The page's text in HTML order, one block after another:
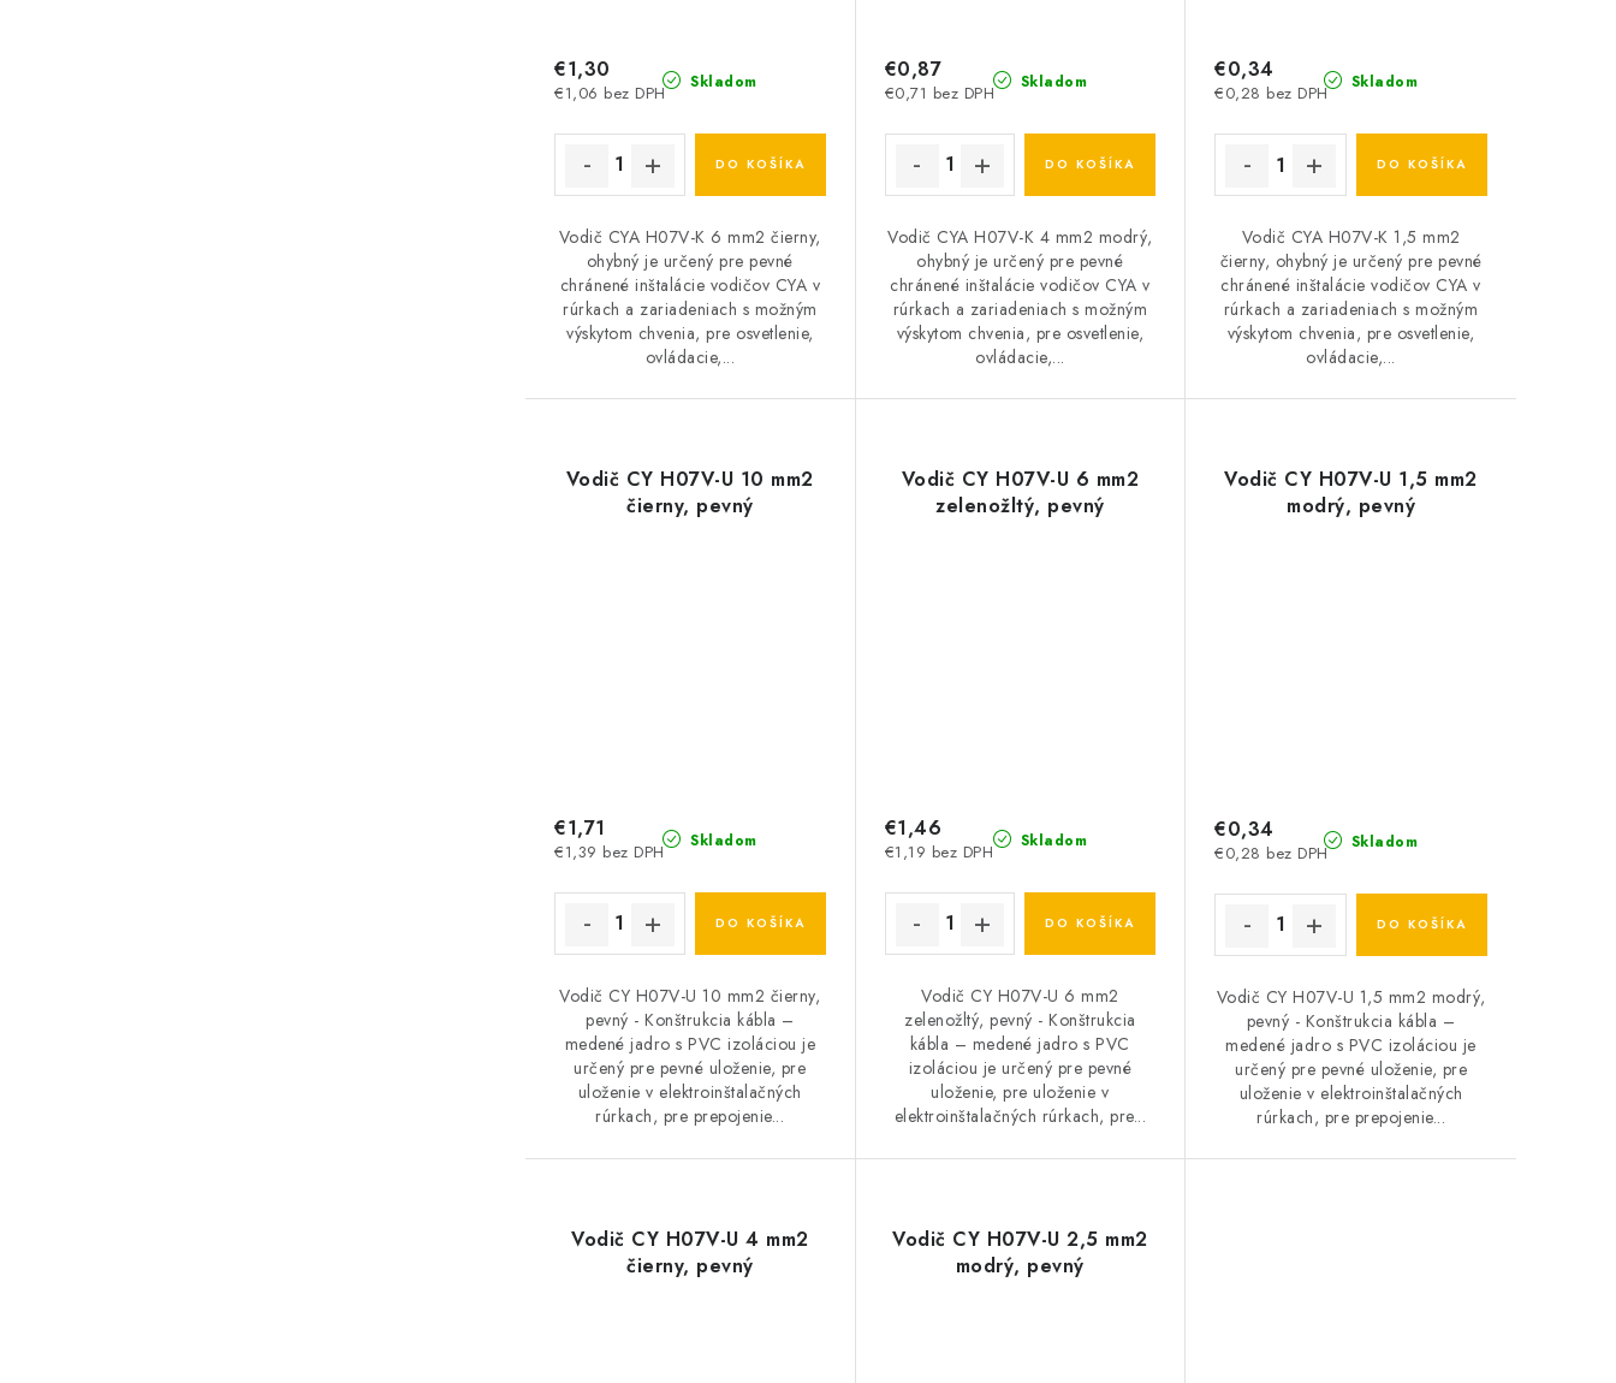
Skladom
€1,06 bez DPH
€1,30
DO KOŠÍKA
Vodič CYA H07V-K 6 mm2 čierny,
ohybný je určený pre pevné
chránené inštalácie vodičov CYA v
rúrkach a zariadeniach s možným
výskytom chvenia, pre osvetlenie,
ovládacie,...
Skladom
€0,71 bez DPH
€0,87
DO KOŠÍKA
Vodič CYA H07V-K 4 mm2 modrý,
ohybný je určený pre pevné
chránené inštalácie vodičov CYA v
rúrkach a zariadeniach s možným
výskytom chvenia, pre osvetlenie,
ovládacie,...
Skladom
€0,28 bez DPH
€0,34
DO KOŠÍKA
Vodič CYA H07V-K 1,5 mm2
čierny, ohybný je určený pre pevné
chránené inštalácie vodičov CYA v
rúrkach a zariadeniach s možným
výskytom chvenia, pre osvetlenie,
ovládacie,...
Vodič CY H07V-U 10 mm2
čierny, pevný
Skladom
€1,39 bez DPH
€1,71
DO KOŠÍKA
Vodič CY H07V-U 10 mm2 čierny,
pevný - Konštrukcia kábla –
medené jadro s PVC izoláciou je
určený pre pevné uloženie, pre
uloženie v elektroinštalačných
rúrkach, pre prepojenie...
Vodič CY H07V-U 6 mm2
zelenožltý, pevný
Skladom
€1,19 bez DPH
€1,46
DO KOŠÍKA
Vodič CY H07V-U 6 mm2
zelenožltý, pevný - Konštrukcia
kábla – medené jadro s PVC
izoláciou je určený pre pevné
uloženie, pre uloženie v
elektroinštalačných rúrkach, pre...
Vodič CY H07V-U 1,5 mm2
modrý, pevný
Skladom
€0,28 bez DPH
€0,34
DO KOŠÍKA
Vodič CY H07V-U 1,5 mm2 modrý,
pevný - Konštrukcia kábla –
medené jadro s PVC izoláciou je
určený pre pevné uloženie, pre
uloženie v elektroinštalačných
rúrkach, pre prepojenie...
Vodič CY H07V-U 4 mm2
čierny, pevný
Vodič CY H07V-U 2,5 mm2
modrý, pevný